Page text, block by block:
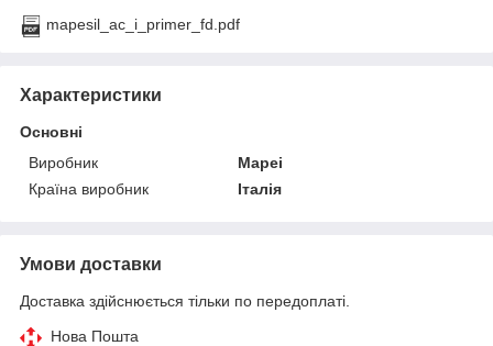
mapesil_ac_i_primer_fd.pdf
Характеристики
Основні
Виробник
Mapei
Країна виробник
Італія
Умови доставки
Доставка здійснюється тільки по передоплаті.
Нова Пошта